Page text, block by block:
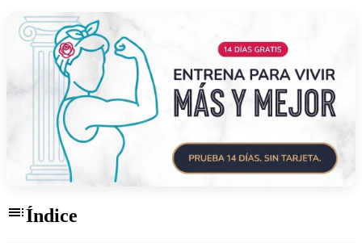
tocÍndice